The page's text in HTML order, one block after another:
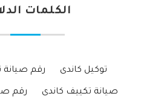
الكلمات
توكيل كاندى رقم صيانة
صيانة تكييف كاندى رقم